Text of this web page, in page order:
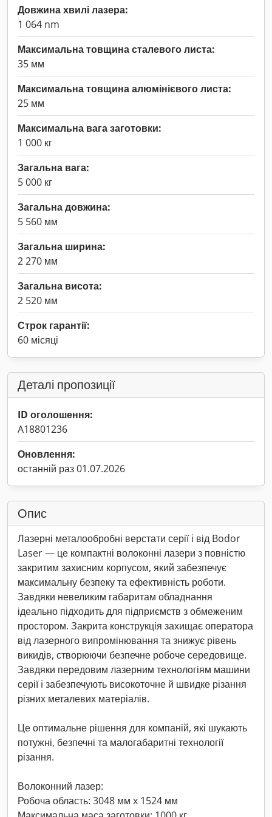
Довжина хвилі лазера:
1 064 nm
Максимальна товщина сталевого листа:
35 мм
Максимальна товщина алюмінієвого листа:
25 мм
Максимальна вага заготовки:
1 000 кг
Загальна вага:
5 000 кг
Загальна довжина:
5 560 мм
Загальна ширина:
2 270 мм
Загальна висота:
2 520 мм
Строк гарантії:
60 місяці
Деталі пропозиції
ID оголошення:
A18801236
Оновлення:
останній раз 01.07.2026
Опис
Лазерні металообробні верстати серії i від Bodor
Laser — це компактні волоконні лазери з повністю
закритим захисним корпусом, який забезпечує
максимальну безпеку та ефективність роботи.
Завдяки невеликим габаритам обладнання
ідеально підходить для підприємств з обмеженим
простором. Закрита конструкція захищає оператора
від лазерного випромінювання та знижує рівень
викидів, створюючи безпечне робоче середовище.
Завдяки передовим лазерним технологіям машини
серії i забезпечують високоточне й швидке різання
різних металевих матеріалів.
Це оптимальне рішення для компаній, які шукають
потужні, безпечні та малогабаритні технології
різання.
Волоконний лазер:
Робоча область: 3048 мм x 1524 мм